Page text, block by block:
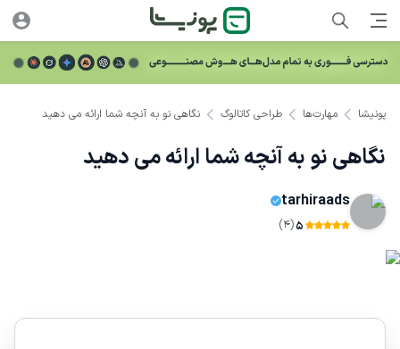
پونیشا مهارت‌ها طراحی کاتالوگ نگاهی نو به آنچه شما ارائه می دهید
نگاهی نو به آنچه شما ارائه می دهید
tarhiraads
5
(4)